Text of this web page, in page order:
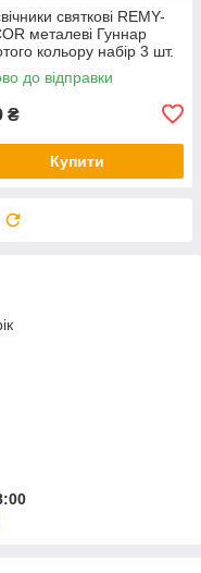
святкові REMY-
металеві Гуннар
кольору набір 3 шт.
18см 23см 28см
до відправки
₴
Купити